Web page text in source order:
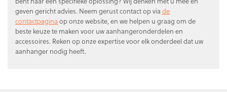
geven gericht advies. Neem gerust contact op via de
contactpagina op onze website, en we helpen u graag om de
beste keuze te maken voor uw aanhangeronderdelen en
accessoires. Reken op onze expertise voor elk onderdeel dat uw
aanhanger nodig heeft.